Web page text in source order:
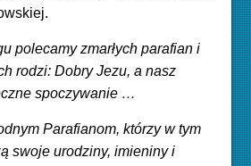
polecamy zmarłych parafian i
rodzi: Dobry Jezu, a nasz
spoczywanie …
Parafianom, którzy w tym
swoje urodziny, imieniny i